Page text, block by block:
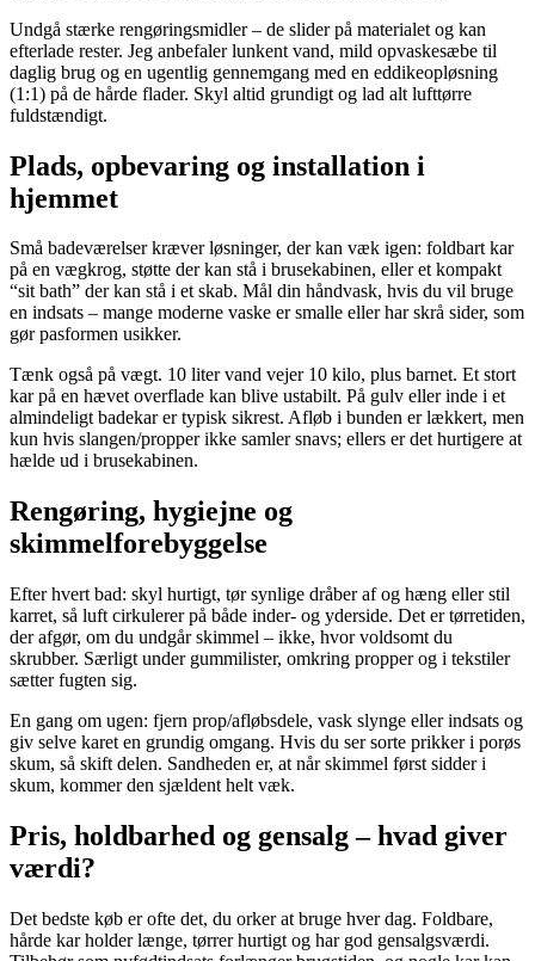
Undgå stærke rengøringsmidler – de slider på materialet og kan
efterlade rester. Jeg anbefaler lunkent vand, mild opvaskesæbe til
daglig brug og en ugentlig gennemgang med en eddikeopløsning
(1:1) på de hårde flader. Skyl altid grundigt og lad alt lufttørre
fuldstændigt.
Plads, opbevaring og installation i
hjemmet
Små badeværelser kræver løsninger, der kan væk igen: foldbart kar
på en vægkrog, støtte der kan stå i brusekabinen, eller et kompakt
“sit bath” der kan stå i et skab. Mål din håndvask, hvis du vil bruge
en indsats – mange moderne vaske er smalle eller har skrå sider, som
gør pasformen usikker.
Tænk også på vægt. 10 liter vand vejer 10 kilo, plus barnet. Et stort
kar på en hævet overflade kan blive ustabilt. På gulv eller inde i et
almindeligt badekar er typisk sikrest. Afløb i bunden er lækkert, men
kun hvis slangen/propper ikke samler snavs; ellers er det hurtigere at
hælde ud i brusekabinen.
Rengøring, hygiejne og
skimmelforebyggelse
Efter hvert bad: skyl hurtigt, tør synlige dråber af og hæng eller stil
karret, så luft cirkulerer på både inder- og yderside. Det er tørretiden,
der afgør, om du undgår skimmel – ikke, hvor voldsomt du
skrubber. Særligt under gummilister, omkring propper og i tekstiler
sætter fugten sig.
En gang om ugen: fjern prop/afløbsdele, vask slynge eller indsats og
giv selve karet en grundig omgang. Hvis du ser sorte prikker i porøs
skum, så skift delen. Sandheden er, at når skimmel først sidder i
skum, kommer den sjældent helt væk.
Pris, holdbarhed og gensalg – hvad giver
værdi?
Det bedste køb er ofte det, du orker at bruge hver dag. Foldbare,
hårde kar holder længe, tørrer hurtigt og har god gensalgsværdi.